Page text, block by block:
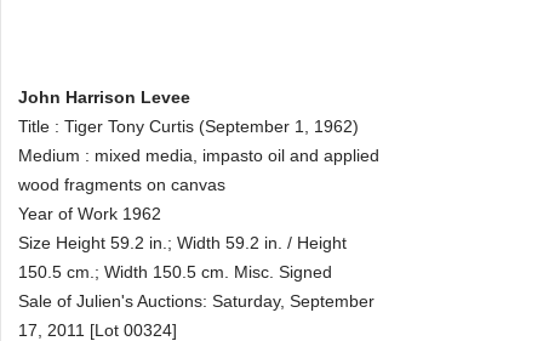
John Harrison Levee
Title : Tiger Tony Curtis (September 1, 1962)
Medium : mixed media, impasto oil and applied
wood fragments on canvas
Year of Work 1962
Size Height 59.2 in.; Width 59.2 in. / Height
150.5 cm.; Width 150.5 cm. Misc. Signed
Sale of Julien's Auctions: Saturday, September
17, 2011 [Lot 00324]